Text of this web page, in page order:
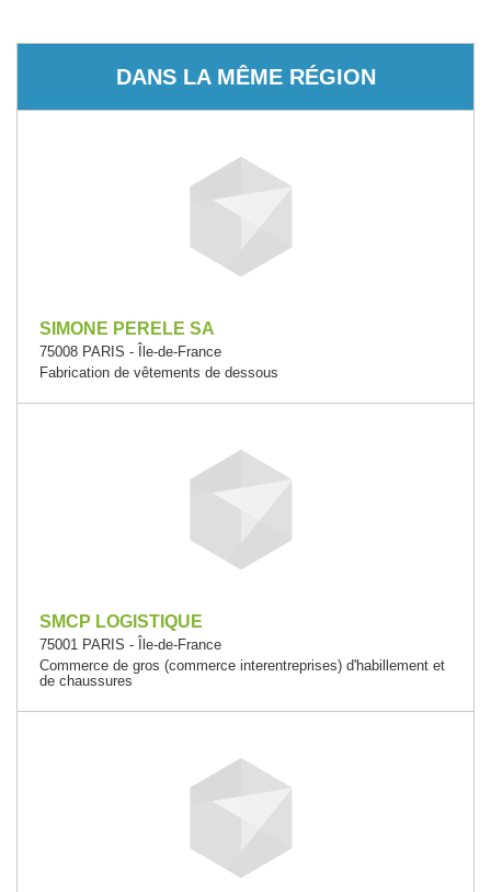
DANS LA MÊME RÉGION
SIMONE PERELE SA
75008 PARIS - Île-de-France
Fabrication de vêtements de dessous
SMCP LOGISTIQUE
75001 PARIS - Île-de-France
Commerce de gros (commerce interentreprises) d'habillement et
de chaussures